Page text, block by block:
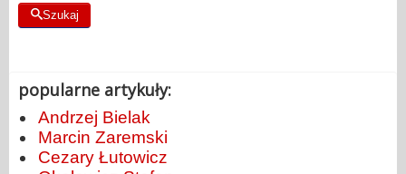
Szukaj
popularne artykuły:
Andrzej Bielak
Marcin Zaremski
Cezary Łutowicz